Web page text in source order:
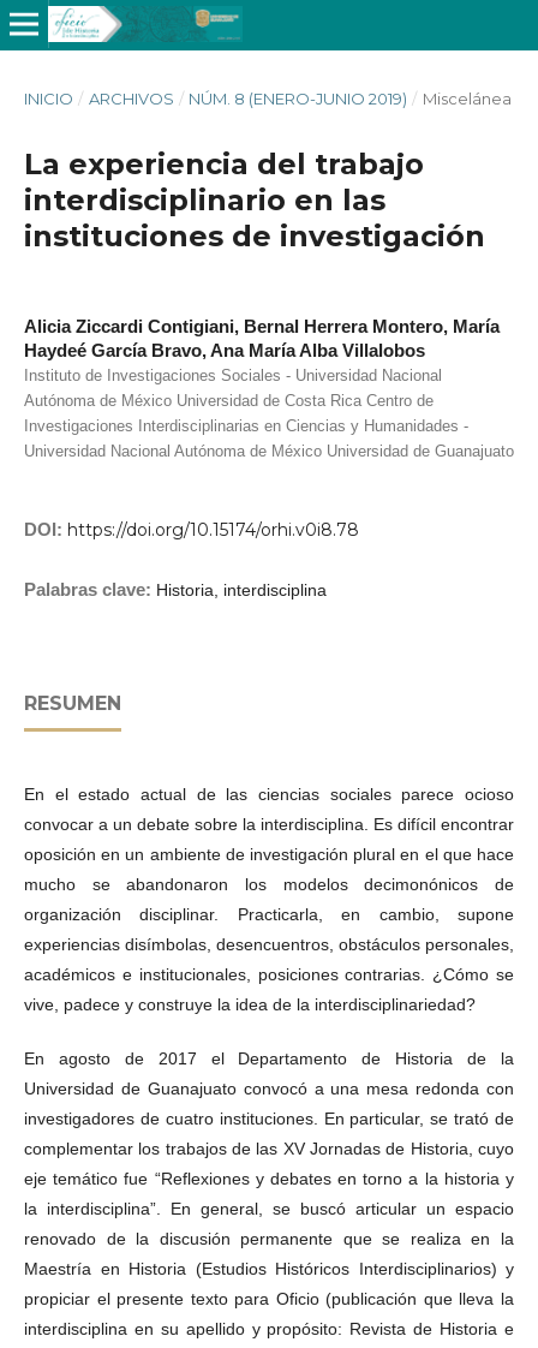
INICIO / ARCHIVOS / NÚM. 8 (ENERO-JUNIO 2019) / Miscelánea
La experiencia del trabajo
interdisciplinario en las
instituciones de investigación
Alicia Ziccardi Contigiani, Bernal Herrera Montero, María
Haydeé García Bravo, Ana María Alba Villalobos
Instituto de Investigaciones Sociales - Universidad Nacional
Autónoma de México Universidad de Costa Rica Centro de
Investigaciones Interdisciplinarias en Ciencias y Humanidades -
Universidad Nacional Autónoma de México Universidad de Guanajuato
DOI: https://doi.org/10.15174/orhi.v0i8.78
Palabras clave: Historia, interdisciplina
RESUMEN
En el estado actual de las ciencias sociales parece ocioso
convocar a un debate sobre la interdisciplina. Es difícil encontrar
oposición en un ambiente de investigación plural en el que hace
mucho se abandonaron los modelos decimonónicos de
organización disciplinar. Practicarla, en cambio, supone
experiencias disímbolas, desencuentros, obstáculos personales,
académicos e institucionales, posiciones contrarias. ¿Cómo se
vive, padece y construye la idea de la interdisciplinariedad?
En agosto de 2017 el Departamento de Historia de la
Universidad de Guanajuato convocó a una mesa redonda con
investigadores de cuatro instituciones. En particular, se trató de
complementar los trabajos de las XV Jornadas de Historia, cuyo
eje temático fue “Reflexiones y debates en torno a la historia y
la interdisciplina”. En general, se buscó articular un espacio
renovado de la discusión permanente que se realiza en la
Maestría en Historia (Estudios Históricos Interdisciplinarios) y
propiciar el presente texto para Oficio (publicación que lleva la
interdisciplina en su apellido y propósito: Revista de Historia e